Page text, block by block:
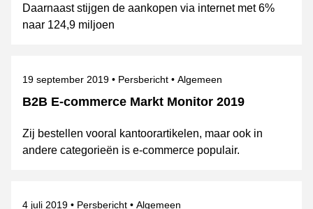
Daarnaast stijgen de aankopen via internet met 6%
naar 124,9 miljoen
B2B E-commerce Markt Monitor 2019
Gepubliceerd op
19 september 2019 Categorie
Persbericht Onderwerpen
Algemeen
Zij bestellen vooral kantoorartikelen, maar ook in
andere categorieën is e-commerce populair.
Gepubliceerd op
4 juli 2019 Categorie
Persbericht Onderwerpen
Algemeen